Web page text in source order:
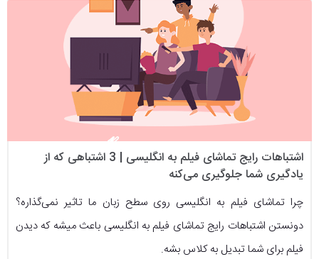
اشتباهات رایج تماشای فیلم به انگلیسی | 3 اشتباهی که از
یادگیری شما جلوگیری می‌کنه
چرا تماشای فیلم به انگلیسی روی سطح زبان ما تاثیر نمی‌گذاره؟
دونستن اشتباهات رایج تماشای فیلم به انگلیسی باعث میشه که دیدن
فیلم برای شما تبدیل به کلاس بشه.